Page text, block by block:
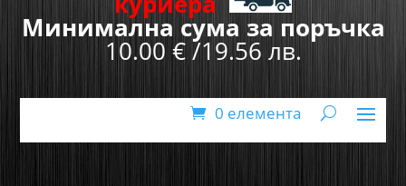
Минимална сума за поръчка
10.00 € /19.56 лв.
0 елемента